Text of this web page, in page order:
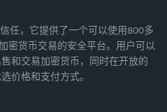
任，它提供了一个可以使用800多
密货币交易的安全平台。用户可以
和交易加密货币，同时在开放的
价格和支付方式。